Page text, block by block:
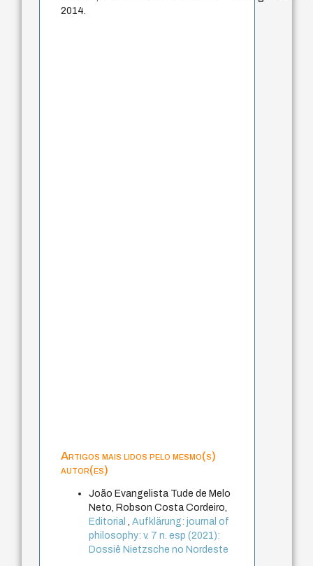
2014.
Artigos mais lidos pelo mesmo(s)
autor(es)
João Evangelista Tude de Melo
Neto, Robson Costa Cordeiro,
Editorial,Aufklärung: journal of
philosophy: v. 7 n. esp (2021):
Dossiê Nietzsche no Nordeste